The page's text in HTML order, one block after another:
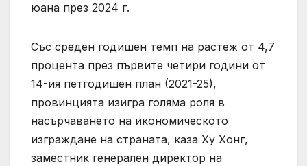
юана през 2024 г.
Със среден годишен темп на растеж от 4,7
процента през първите четири години от
14-ия петгодишен план (2021-25),
провинцията изигра голяма роля в
насърчаването на икономическото
изграждане на страната, каза Ху Хонг,
заместник генерален директор на